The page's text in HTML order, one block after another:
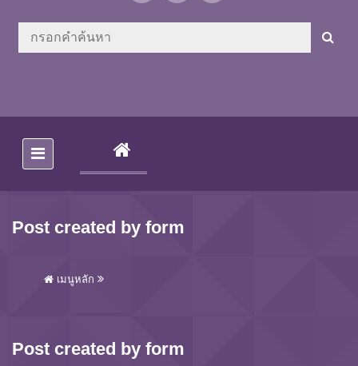
(CURRENT)
Post created by form
เมนูหลัก
Post created by form